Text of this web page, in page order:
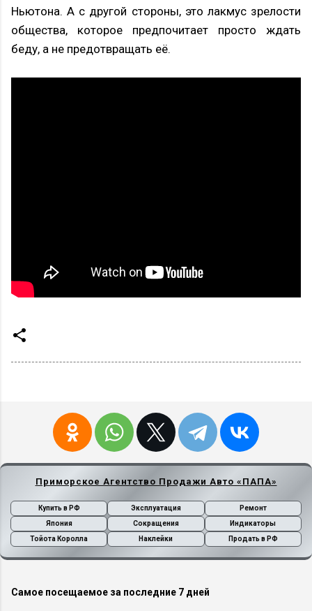
Ньютона. А с другой стороны, это лакмус зрелости
общества, которое предпочитает просто ждать
беду, а не предотвращать её.
Приморское Агентство Продажи Авто «ПАПА»
Купить в РФ
Япония
Тойота Королла
Эксплуатация
Сокращения
Наклейки
Ремонт
Индикаторы
Продать в РФ
Самое посещаемое за последние 7 дней